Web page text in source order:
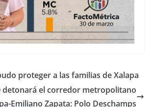
proteger a las familias de Xalapa
detonará el corredor metropolitano
Emiliano Zapata: Polo Deschamps